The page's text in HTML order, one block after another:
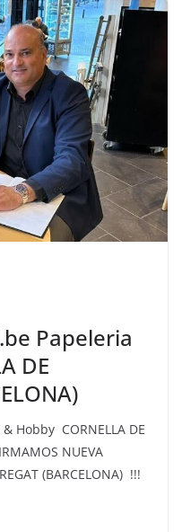
Papeleria
DE
Hobby CORNELLA DE
NUEVA
(BARCELONA) !!!